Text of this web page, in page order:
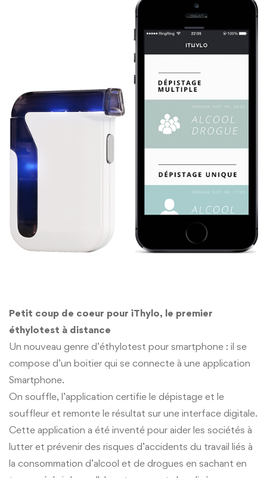
Petit coup de coeur pour iThylo, le premier
éthylotest à distance
Un nouveau genre d’éthylotest pour smartphone : il se
compose d’un boitier qui se connecte à une application
Smartphone.
On souffle, l’application certifie le dépistage et le
souffleur et remonte le résultat sur une interface digitale.
Cette application a été inventé pour aider les sociétés à
lutter et prévenir des risques d’accidents du travail liés à
la consommation d’alcool et de drogues en sachant en